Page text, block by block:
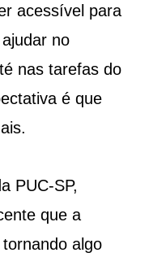
acessível para
no
nas tarefas do
é que
PUC-SP,
que a
algo